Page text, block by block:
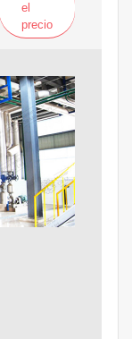
el
precio